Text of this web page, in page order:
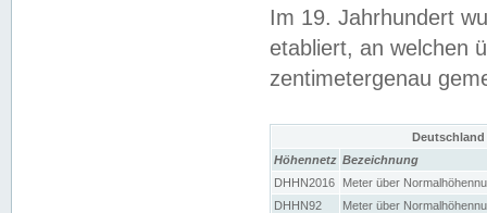
Im 19. Jahrhundert
etabliert, an welchen
zentimetergenau
Höhennetz Bezeichnung
DHHN2016
Meter über
DHHN92
Meter über